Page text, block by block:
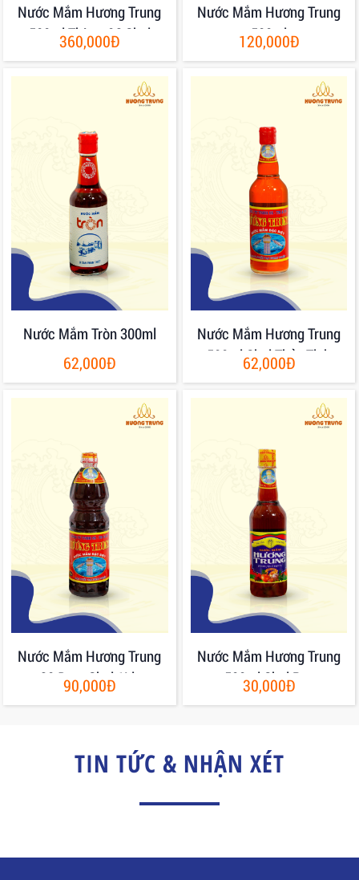
Nước Mắm Hương Trung
500ml Thùng 06 Chai
360,000Đ
Nước Mắm Hương Trung
500ml
120,000Đ
Nước Mắm Tròn 300ml
62,000Đ
Nước Mắm Hương Trung
500ml Chai Thủy Tinh
62,000Đ
Nước Mắm Hương Trung
30 Đạm Chai 1Lit
90,000Đ
Nước Mắm Hương Trung
500ml Chai Pet
30,000Đ
TIN TỨC & NHẬN XÉT